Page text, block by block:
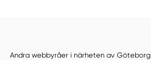
Andra webbyråer i närheten av Göteborg